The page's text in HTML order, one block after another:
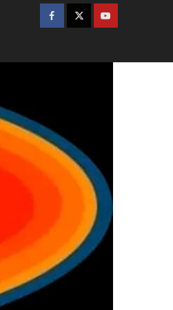
रुद्रप्रयाग
नदी किनारे मिला अज्ञात व्यक्ति
का शव, पहचान में जुटी पुलिस….
उत्तराखण्ड